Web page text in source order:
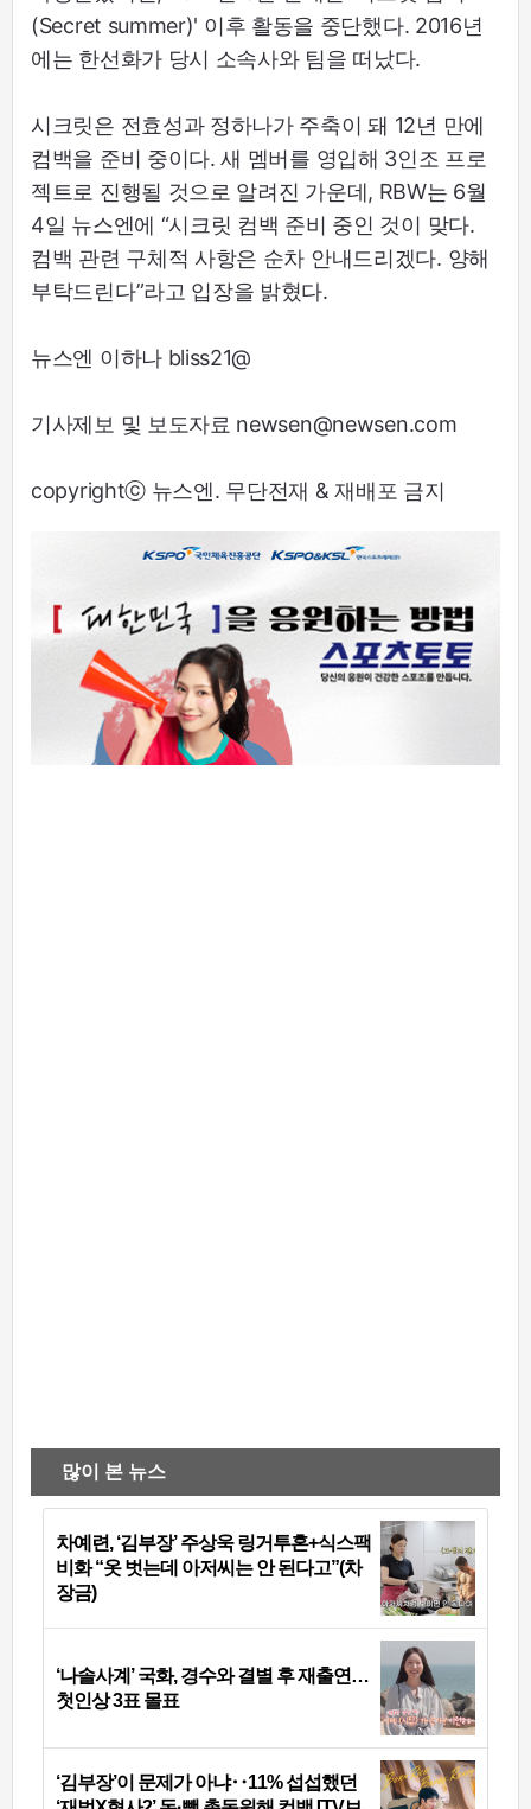
(Secret summer)' 이후 활동을 중단했다. 2016년
에는 한선화가 당시 소속사와 팀을 떠났다.
시크릿은 전효성과 정하나가 주축이 돼 12년 만에
컴백을 준비 중이다. 새 멤버를 영입해 3인조 프로
젝트로 진행될 것으로 알려진 가운데, RBW는 6월
4일 뉴스엔에 “시크릿 컴백 준비 중인 것이 맞다.
컴백 관련 구체적 사항은 순차 안내드리겠다. 양해
부탁드린다”라고 입장을 밝혔다.
뉴스엔 이하나 bliss21@
기사제보 및 보도자료 newsen@newsen.com
copyrightⓒ 뉴스엔. 무단전재 & 재배포 금지
많이 본 뉴스
차예련, ‘김부장’ 주상욱 링거투혼+식스팩
비화 “옷 벗는데 아저씨는 안 된다고”(차
장금)
‘나솔사계’ 국화, 경수와 결별 후 재출연…
첫인상 3표 몰표
‘김부장’이 문제가 아냐‥11% 섭섭했던